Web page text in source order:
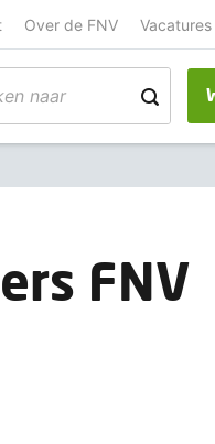
Over de FNV Vacatures
FNV